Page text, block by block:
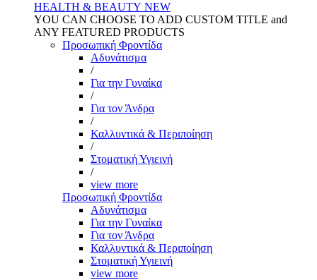
HEALTH & BEAUTY NEW
YOU CAN CHOOSE TO ADD CUSTOM TITLE and
ANY FEATURED PRODUCTS
Προσωπική Φροντίδα
Αδυνάτισμα
/
Για την Γυναίκα
/
Για τον Άνδρα
/
Καλλυντικά & Περιποίηση
/
Στοματική Υγιεινή
/
view more
Προσωπική Φροντίδα
Αδυνάτισμα
Για την Γυναίκα
Για τον Άνδρα
Καλλυντικά & Περιποίηση
Στοματική Υγιεινή
view more